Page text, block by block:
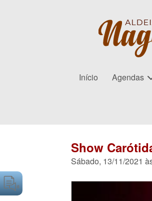
Início Agendas
Show
Sábado, 13/11/2021